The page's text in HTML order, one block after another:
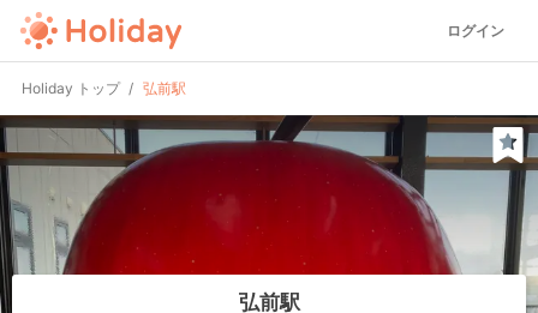
ログイン
Holiday トップ 弘前駅
弘前駅